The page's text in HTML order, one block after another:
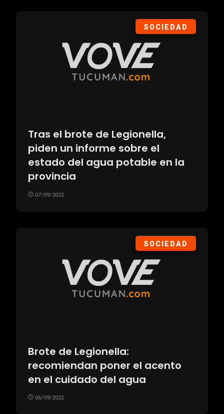
SOCIEDAD
Tras el brote de Legionella,
piden un informe sobre el
estado del agua potable en la
provincia
07/09/2022
SOCIEDAD
Brote de Legionella:
recomiendan poner el acento
en el cuidado del agua
06/09/2022